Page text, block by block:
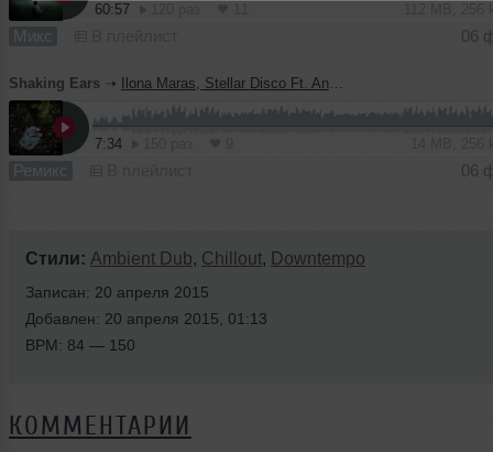
60:57
Микс 06
Shaking Ears ➝ Ilona Maras, Stellar Disco Ft. Ana Coya & Mauro Picotto - Lifeblood (Shaking Ears Mash-Up)
7:34
Ремикс 06
Стили: Ambient Dub, Chillout, Downtempo
Записан: 20 апреля 2015
Добавлен: 20 апреля 2015, 01:13
BPM: 84 — 150
КОММЕНТАРИИ